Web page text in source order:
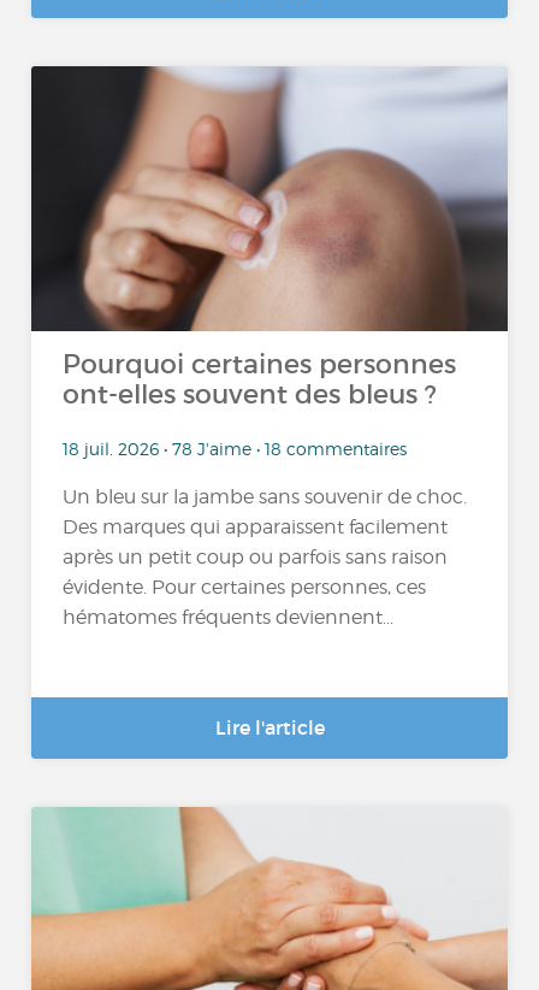
Pourquoi certaines personnes
ont-elles souvent des bleus ?
18 juil. 2026 • 78 J'aime • 18 commentaires
Un bleu sur la jambe sans souvenir de choc.
Des marques qui apparaissent facilement
après un petit coup ou parfois sans raison
évidente. Pour certaines personnes, ces
hématomes fréquents deviennent...
Lire l'article